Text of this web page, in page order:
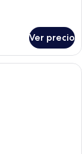
Ver precio
con cama, sofá,